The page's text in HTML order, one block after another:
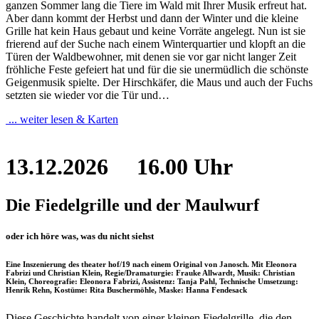
ganzen Sommer lang die Tiere im Wald mit Ihrer Musik erfreut hat.
Aber dann kommt der Herbst und dann der Winter und die kleine
Grille hat kein Haus gebaut und keine Vorräte angelegt. Nun ist sie
frierend auf der Suche nach einem Winterquartier und klopft an die
Türen der Waldbewohner, mit denen sie vor gar nicht langer Zeit
fröhliche Feste gefeiert hat und für die sie unermüdlich die schönste
Geigenmusik spielte. Der Hirschkäfer, die Maus und auch der Fuchs
setzten sie wieder vor die Tür und…
... weiter lesen & Karten
13.12.2026 16.00 Uhr
Die Fiedelgrille und der Maulwurf
oder ich höre was, was du nicht siehst
Eine Inszenierung des theater hof/19 nach einem Original von Janosch. Mit Eleonora
Fabrizi und Christian Klein, Regie/Dramaturgie: Frauke Allwardt, Musik: Christian
Klein, Choreografie: Eleonora Fabrizi, Assistenz: Tanja Pahl, Technische Umsetzung:
Henrik Rehn, Kostüme: Rita Buschermöhle, Maske: Hanna Fendesack